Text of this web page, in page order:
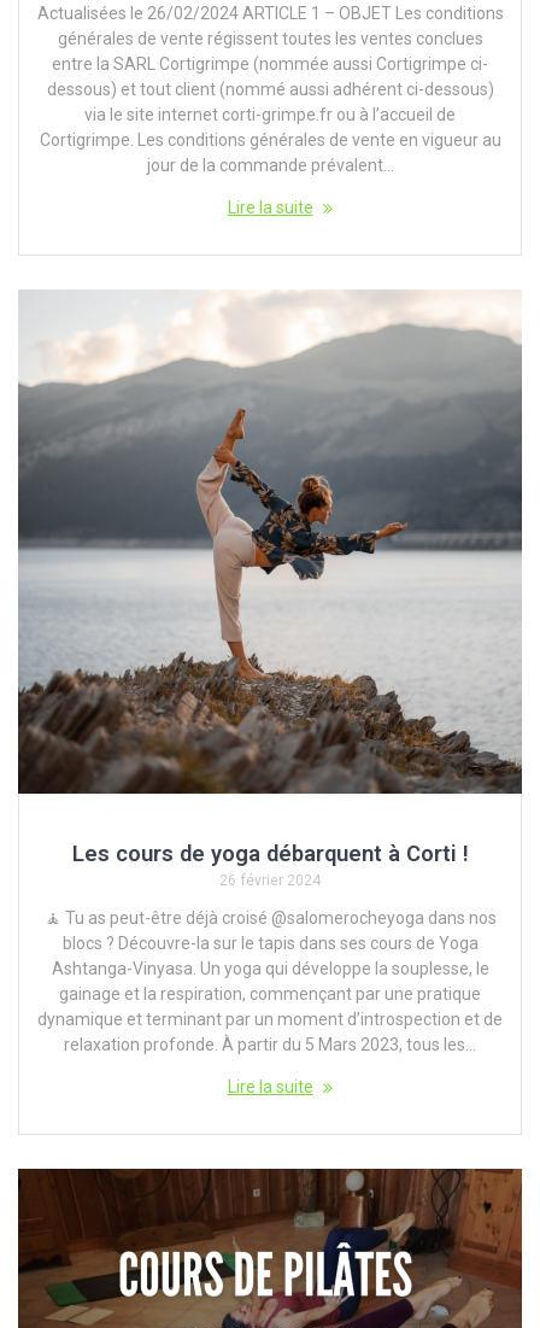
Actualisées le 26/02/2024 ARTICLE 1 – OBJET Les conditions
générales de vente régissent toutes les ventes conclues
entre la SARL Cortigrimpe (nommée aussi Cortigrimpe ci-
dessous) et tout client (nommé aussi adhérent ci-dessous)
via le site internet corti-grimpe.fr ou à l’accueil de
Cortigrimpe. Les conditions générales de vente en vigueur au
jour de la commande prévalent…
Lire la suite
Les cours de yoga débarquent à Corti !
26 février 2024
🧘 Tu as peut-être déjà croisé @salomerocheyoga dans nos
blocs ? Découvre-la sur le tapis dans ses cours de Yoga
Ashtanga-Vinyasa. Un yoga qui développe la souplesse, le
gainage et la respiration, commençant par une pratique
dynamique et terminant par un moment d’introspection et de
relaxation profonde. À partir du 5 Mars 2023, tous les…
Lire la suite